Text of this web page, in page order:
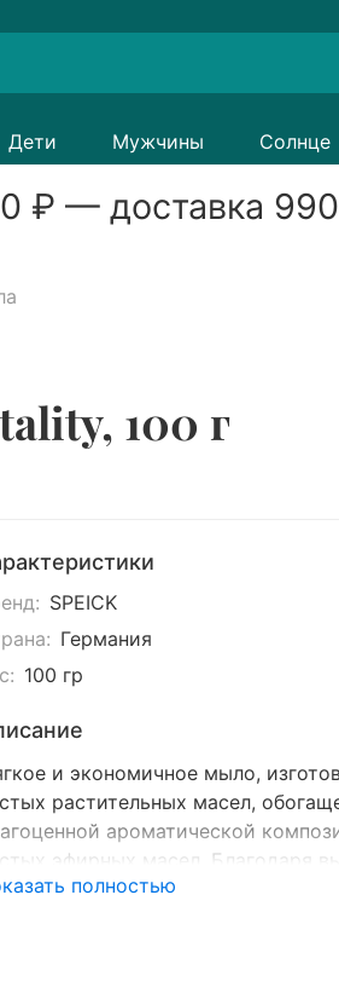
Дети Мужчины Солнце
₽ — доставка990
100 г
SPEIСK
Германия
100 гр
и экономичное мыло,
растительных масел,
ароматической
эфирных масел. Благодаря
растительных
полностью